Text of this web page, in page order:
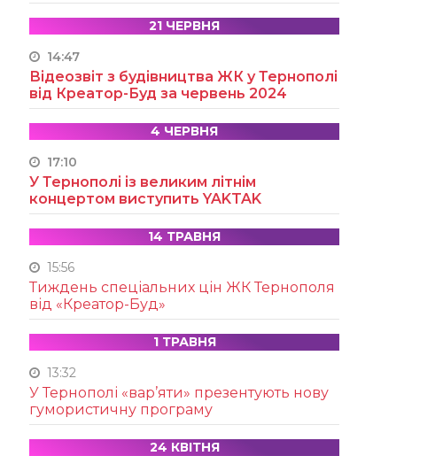
21 ЧЕРВНЯ
14:47
Відеозвіт з будівництва ЖК у Тернополі
від Креатор-Буд за червень 2024
4 ЧЕРВНЯ
17:10
У Тернополі із великим літнім
концертом виступить YAKTAK
14 ТРАВНЯ
15:56
Тиждень спеціальних цін ЖК Тернополя
від «Креатор-Буд»
1 ТРАВНЯ
13:32
У Тернополі «вар’яти» презентують нову
гумористичну програму
24 КВІТНЯ